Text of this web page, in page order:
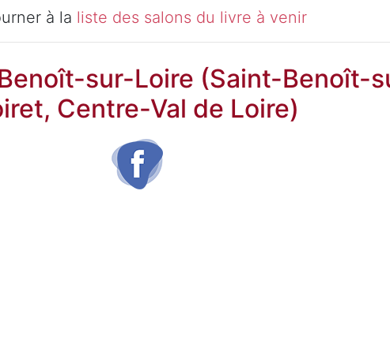
à la liste des salons du livre à venir
sur-Loire (Saint-Benoît-
Centre-Val de Loire)